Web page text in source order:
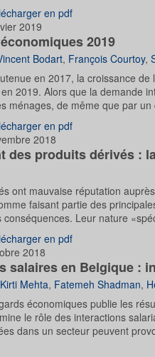
en pdf
2019
2019
Bodart, François Courtoy,
en 2017, la croissance de
2019. Alors que la demande
ménages, de même que par
en pdf
2018
des produits dérivés :
ont mauvaise réputation
faisant partie des
Leur nature
en pdf
2018
salaires en Belgique :
Kirti Mehta, Fatemeh Shadman,
économiques publie les
le rôle des interactions
dans un secteur peuvent